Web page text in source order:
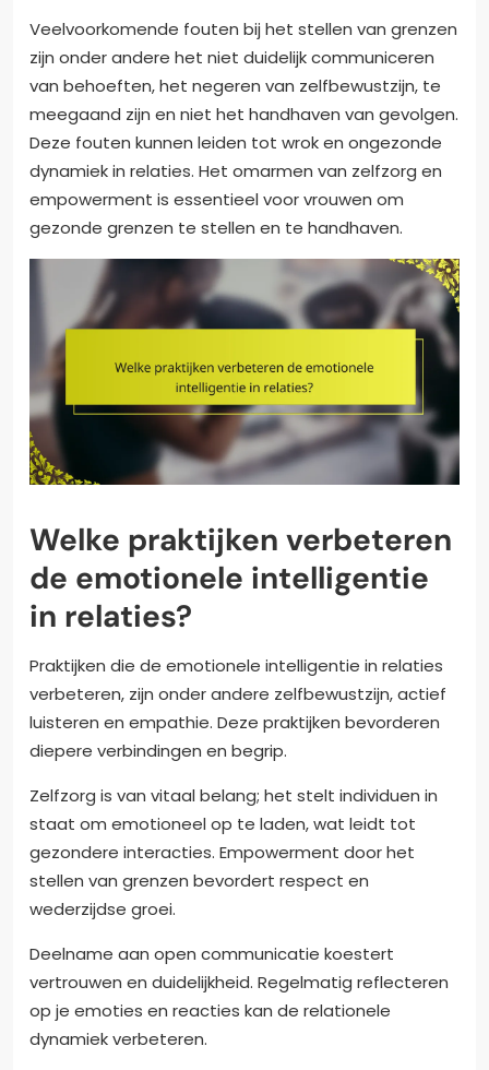
Veelvoorkomende fouten bij het stellen van grenzen
zijn onder andere het niet duidelijk communiceren
van behoeften, het negeren van zelfbewustzijn, te
meegaand zijn en niet het handhaven van gevolgen.
Deze fouten kunnen leiden tot wrok en ongezonde
dynamiek in relaties. Het omarmen van zelfzorg en
empowerment is essentieel voor vrouwen om
gezonde grenzen te stellen en te handhaven.
Welke praktijken verbeteren
de emotionele intelligentie
in relaties?
Praktijken die de emotionele intelligentie in relaties
verbeteren, zijn onder andere zelfbewustzijn, actief
luisteren en empathie. Deze praktijken bevorderen
diepere verbindingen en begrip.
Zelfzorg is van vitaal belang; het stelt individuen in
staat om emotioneel op te laden, wat leidt tot
gezondere interacties. Empowerment door het
stellen van grenzen bevordert respect en
wederzijdse groei.
Deelname aan open communicatie koestert
vertrouwen en duidelijkheid. Regelmatig reflecteren
op je emoties en reacties kan de relationele
dynamiek verbeteren.